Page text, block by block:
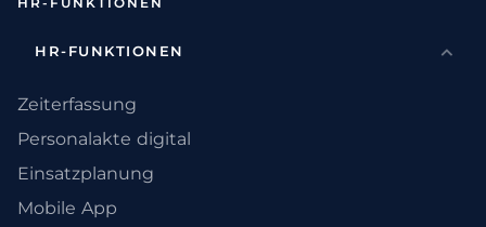
HR-FUNKTIONEN
Zeiterfassung
Personalakte digital
Einsatzplanung
Mobile App